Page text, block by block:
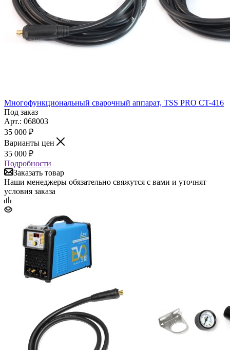
Многофункциональный сварочный аппарат, TSS PRO CT-416
Под заказ
Арт.: 068003
35 000 ₽
Варианты цен
35 000 ₽
Подробности
Заказать товар
Наши менеджеры обязательно свяжутся с вами и уточнят
условия заказа